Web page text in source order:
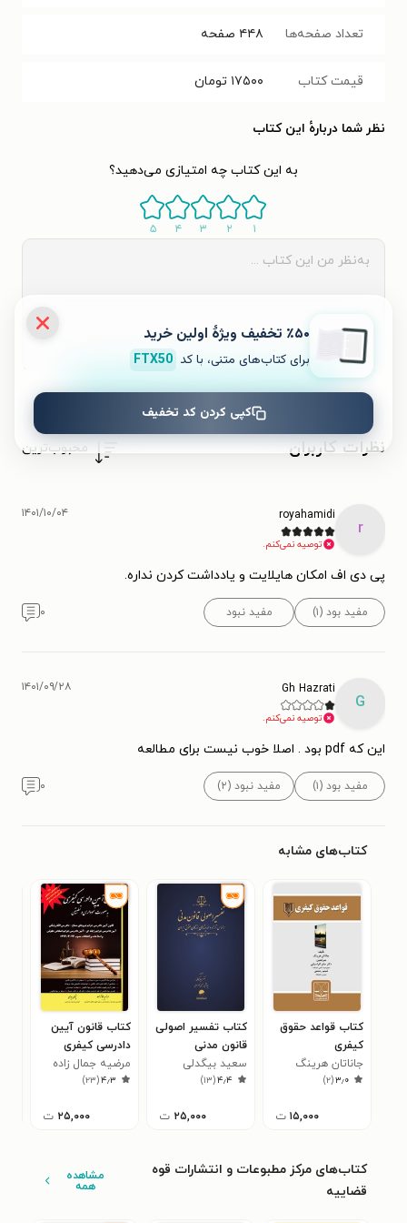
تعداد صفحه‌ها ۴۴۸ صفحه
قیمت کتاب ۱۷۵۰۰ تومان
نظر شما دربارهٔ این کتاب
به این کتاب چه امتیازی می‌دهید؟
۱ ۲ ۳ ۴ ۵
ثبت نظر
نظرات کاربران محبوب‌ترین
r
royahamidi
توصیه نمی‌کنم.
۱۴۰۱/۱۰/۰۴
پی دی اف امکان هایلایت و یادداشت کردن نداره.
مفید بود (۱) مفید نبود ۰
G
Gh Hazrati
توصیه نمی‌کنم.
۱۴۰۱/۰۹/۲۸
این که pdf بود . اصلا خوب نیست برای مطالعه
مفید بود (۱) مفید نبود (۲) ۰
کتاب‌های مشابه
کتاب قواعد حقوق
کیفری
جاناتان هرینگ
۳٫۰(۲)
۱۵,۰۰۰ ت
کتاب تفسیر اصولی
قانون مدنی
سعید بیگدلی
۴٫۴(۱۳)
۲۵,۰۰۰ ت
کتاب قانون آیین
دادرسی کیفری
بصورت نموداری و
تطبیقی
مرضیه جمال زاده
خیرابادی
۴٫۳(۲۳)
۲۵,۰۰۰ ت
کتاب‌های مرکز مطبوعات و انتشارات قوه
قضاییه
مشاهده
همه
٪۵۰ تخفیف ویژۀ اولین خرید
برای کتاب‌های متنی، با کد FTX50
کپی کردن کد تخفیف